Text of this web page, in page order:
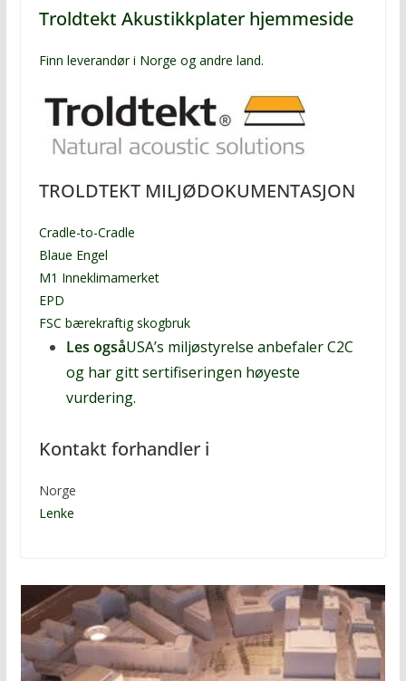
Troldtekt Akustikkplater hjemmeside
Finn leverandør i Norge og andre land.
TROLDTEKT MILJØDOKUMENTASJON
Cradle-to-Cradle
Blaue Engel
M1 Inneklimamerket
EPD
FSC bærekraftig skogbruk
Les ogsåUSA’s miljøstyrelse anbefaler C2C
og har gitt sertifiseringen høyeste
vurdering.
Kontakt forhandler i
Norge
Lenke